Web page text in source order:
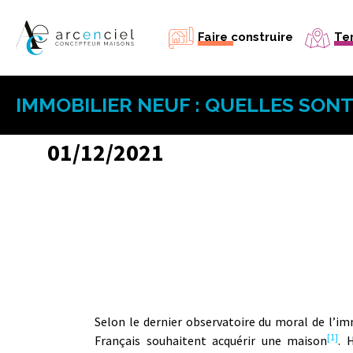
Faire construire
Ma maison neuve
Mon bâtiment professionnel
Simulation prix maison neuve
IMMOBILIER NEUF : QUELLES
01/12/2021
Selon le dernier observatoire du moral de
Français souhaitent acquérir une maison[1].